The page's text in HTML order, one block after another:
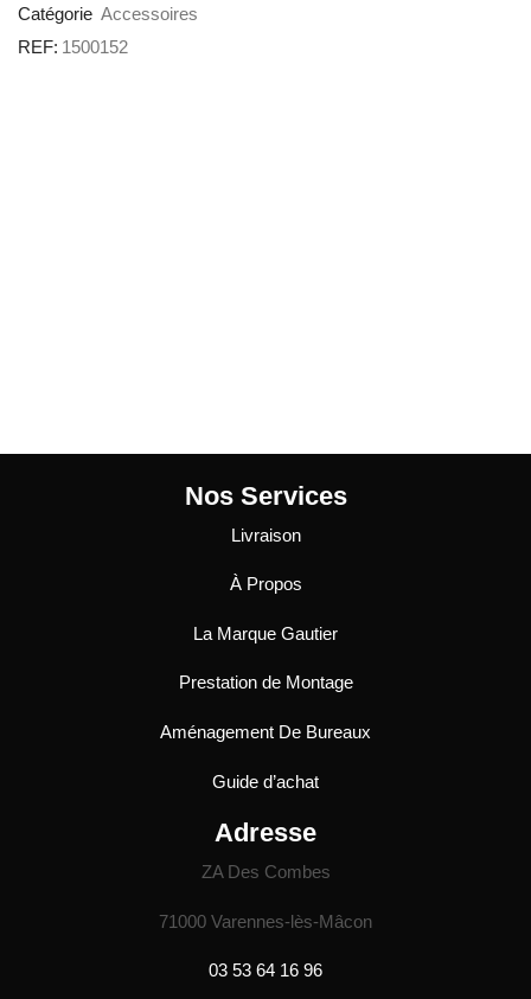
Catégorie Accessoires
REF: 1500152
Nos Services
Livraison
À Propos
La Marque Gautier
Prestation de Montage
Aménagement De Bureaux
Guide d’achat
Adresse
ZA Des Combes
71000 Varennes-lès-Mâcon
03 53 64 16 96